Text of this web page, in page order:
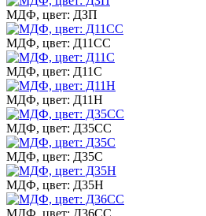
МДФ, цвет: ДЗП
МДФ, цвет: Д11СС
МДФ, цвет: Д11С
МДФ, цвет: Д11Н
МДФ, цвет: Д35СС
МДФ, цвет: Д35С
МДФ, цвет: Д35Н
МДФ, цвет: Д36СС